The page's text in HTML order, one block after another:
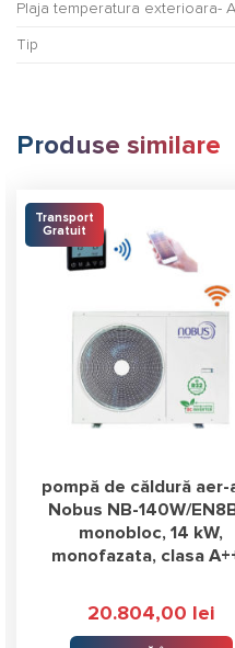
Plaja temperatura exterioara-
Tip
Produse similare
Transport
Gratuit
pompă de căldură aer-
Nobus NB-140W/
monobloc, 14 kW,
monofazata, clasa
20.804,00 lei